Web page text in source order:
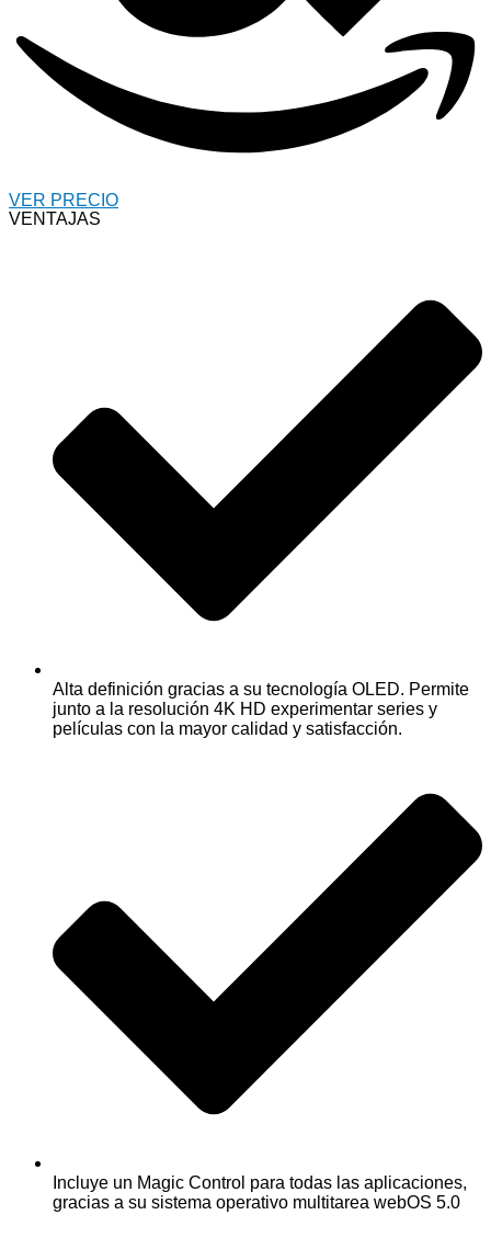
VER PRECIO
VENTAJAS
Alta definición gracias a su tecnología OLED. Permite
junto a la resolución 4K HD experimentar series y
películas con la mayor calidad y satisfacción.
Incluye un Magic Control para todas las aplicaciones,
gracias a su sistema operativo multitarea webOS 5.0